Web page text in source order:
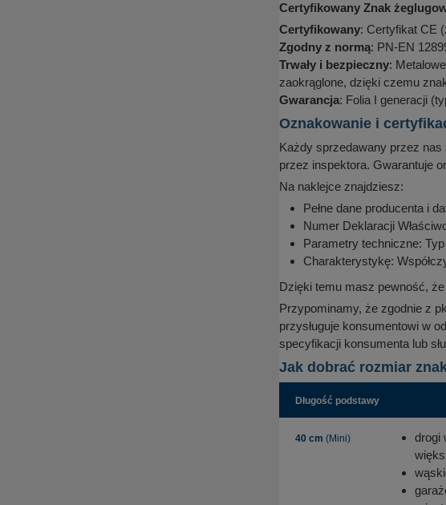
Certyfikowany Znak
Certyfikowany: Certyfikat CE
Zgodny z normą: PN-EN
Trwały i bezpieczny:
zaokrąglone, dzięki czemu
Gwarancja: Folia I generacji
Oznakowanie i
Każdy sprzedawany przez
przez inspektora. Gwarantuje
Na naklejce znajdziesz:
Pełne dane producenta i
Numer Deklaracji
Parametry techniczne:
Charakterystykę:
Dzięki temu masz pewność,
Przypominamy, że zgodnie z
przysługuje konsumentowi w
specyfikacji konsumenta lub
Jak dobrać rozmiar
Długość podstawy
40 cm (Mini)
drogi